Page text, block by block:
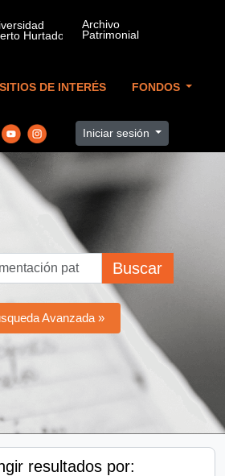
SITIOS DE INTERÉS FONDOS
Iniciar sesión
Buscar
Avanzada »
resultados por: